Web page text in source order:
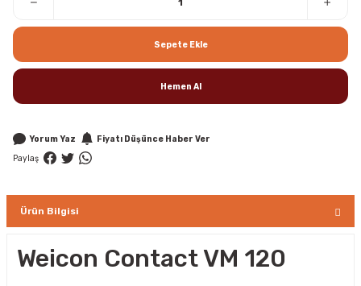
Sepete Ekle
Hemen Al
Yorum Yaz
Fiyatı Düşünce Haber Ver
Paylaş
Ürün Bilgisi
Weicon Contact VM 120